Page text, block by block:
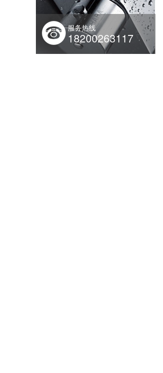
服务热线
18200263117